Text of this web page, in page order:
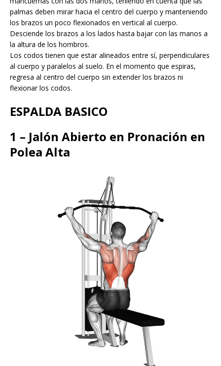
palmas deben mirar hacia el centro del cuerpo y manteniendo
los brazos un poco flexionados en vertical al cuerpo.
Desciende los brazos a los lados hasta bajar con las manos a
la altura de los hombros.
Los codos tienen que estar alineados entre sí, perpendiculares
al cuerpo y paralelos al suelo. En el momento que espiras,
regresa al centro del cuerpo sin extender los brazos ni
flexionar los codos.
ESPALDA BASICO
1 – Jalón Abierto en Pronación en
Polea Alta